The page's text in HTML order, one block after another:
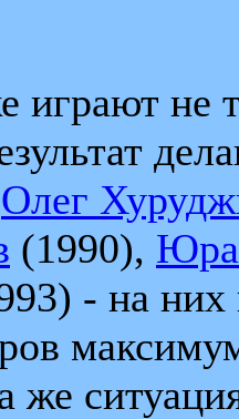
играют не
Олег
(1990), Юра
- на них
же